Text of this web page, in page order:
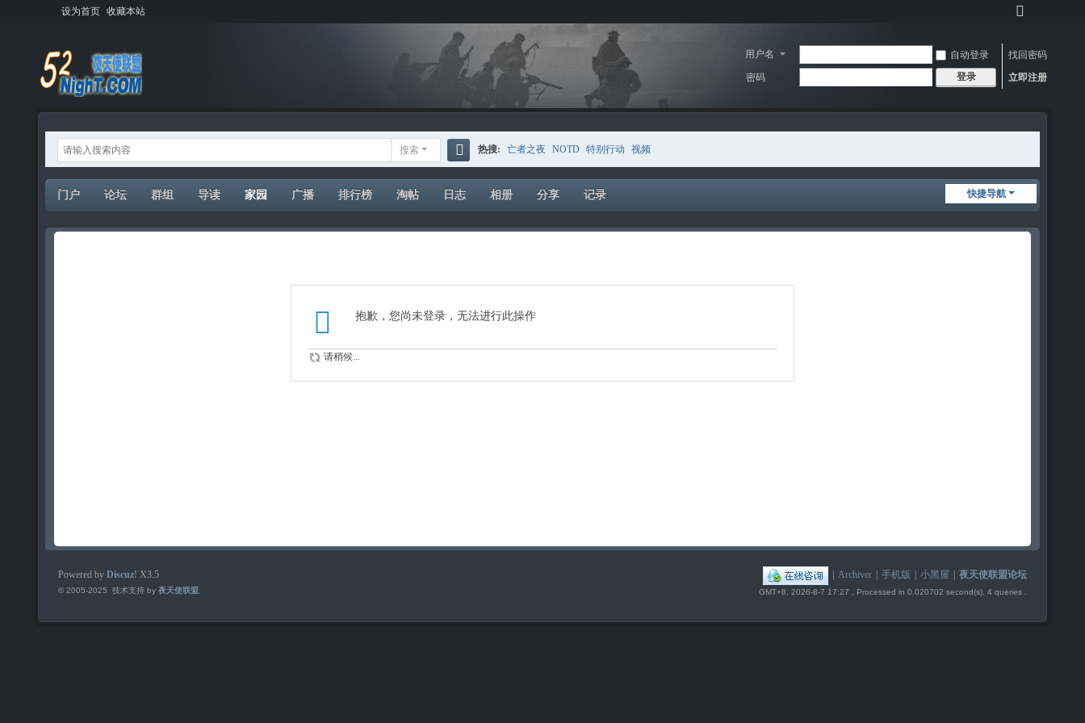
设为首页 收藏本站
到
宽
版
用户名 自动登录
找回密码
密码
登录 立即注册
搜索
搜
索
热搜: 亡者之夜 NOTD 特别行动 视频
快捷导航
门户 论坛 群组 导读 家园 广播 排行榜 淘帖 日志 相册 分享 记录
抱歉，您尚未登录，无法进行此操作
请稍候...
Archiver 手机版 小黑屋 夜天使联盟论坛
GMT+8, 2026-8-7 17:27 , Processed in 0.020702 second(s), 4 queries .
Powered by Discuz! X3.5
© 2005-2025 技术支持 by 夜天使联盟